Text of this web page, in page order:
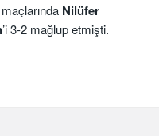
Nilüfer
’i 3-2 mağlup etmişti.